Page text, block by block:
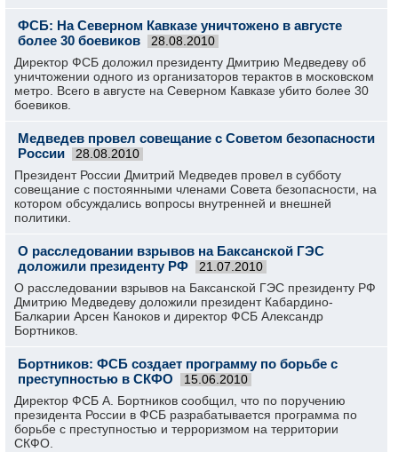
ФСБ: На Северном Кавказе уничтожено в августе
более 30 боевиков
28.08.2010
Директор ФСБ доложил президенту Дмитрию Медведеву об
уничтожении одного из организаторов терактов в московском
метро. Всего в августе на Северном Кавказе убито более 30
боевиков.
Медведев провел совещание с Советом безопасности
России
28.08.2010
Президент России Дмитрий Медведев провел в субботу
совещание с постоянными членами Совета безопасности, на
котором обсуждались вопросы внутренней и внешней
политики.
О расследовании взрывов на Баксанской ГЭС
доложили президенту РФ
21.07.2010
О расследовании взрывов на Баксанской ГЭС президенту РФ
Дмитрию Медведеву доложили президент Кабардино-
Балкарии Арсен Каноков и директор ФСБ Александр
Бортников.
Бортников: ФСБ создает программу по борьбе с
преступностью в СКФО
15.06.2010
Директор ФСБ А. Бортников сообщил, что по поручению
президента России в ФСБ разрабатывается программа по
борьбе с преступностью и терроризмом на территории
СКФО.